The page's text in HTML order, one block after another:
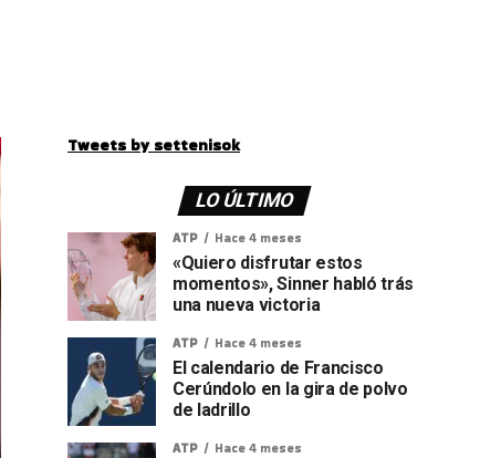
Tweets by settenisok
LO ÚLTIMO
ATP Hace 4 meses
«Quiero disfrutar estos
momentos», Sinner habló trás
una nueva victoria
ATP Hace 4 meses
El calendario de Francisco
Cerúndolo en la gira de polvo
de ladrillo
ATP Hace 4 meses